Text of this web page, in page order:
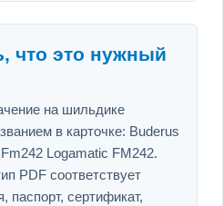
что это нужный
на шильдике
в карточке: Buderus
Logamatic FM242.
PDF соответствует
паспорт, сертификат,